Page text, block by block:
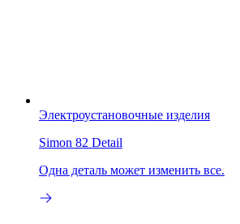
Электроустановочные изделия
Simon 82 Detail
Одна деталь может изменить все.